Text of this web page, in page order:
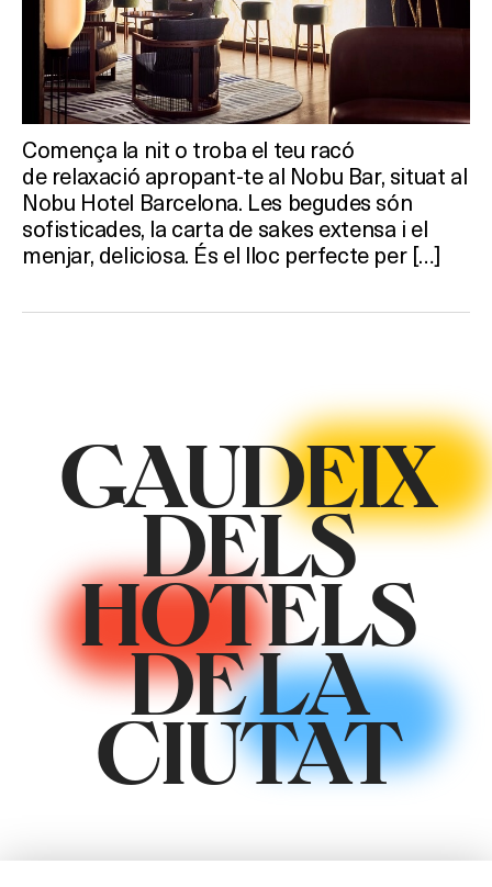
Comença la nit o troba el teu racó
de relaxació apropant-te al Nobu Bar, situat al
Nobu Hotel Barcelona. Les begudes són
sofisticades, la carta de sakes extensa i el
menjar, deliciosa. És el lloc perfecte per […]
GAUDEIX
DELS
HOTELS
DE LA
CIUTAT